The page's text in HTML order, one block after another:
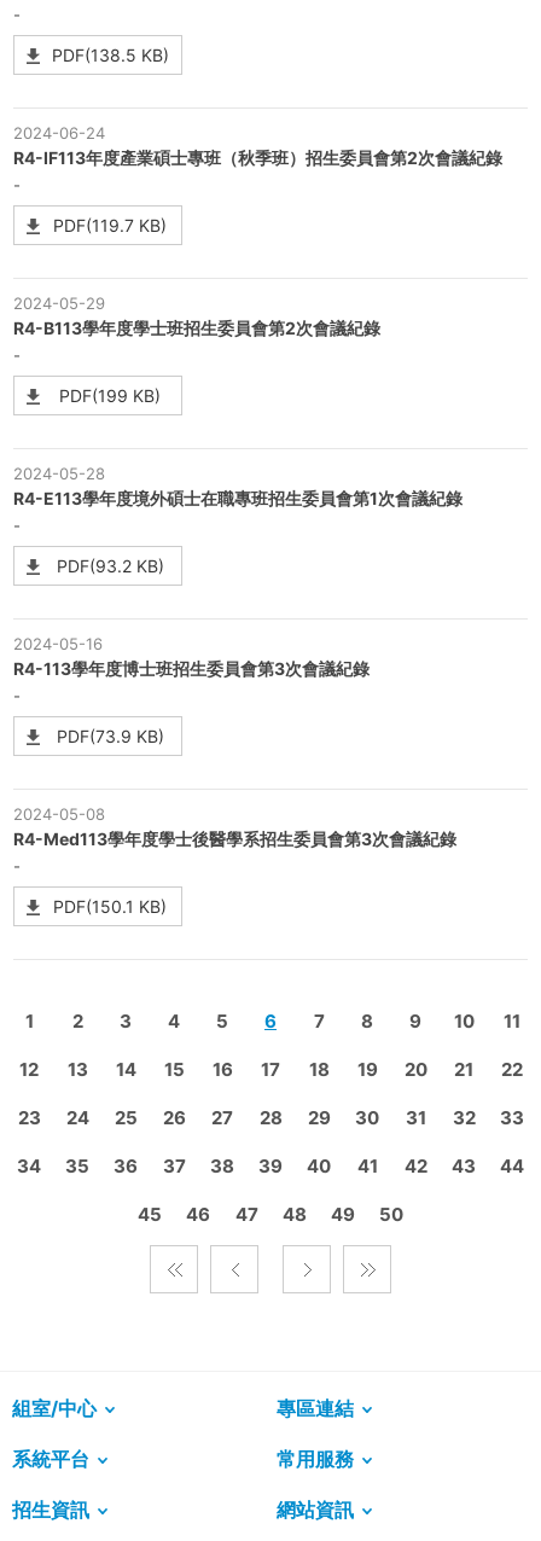
-
PDF(138.5 KB)
2024-06-24
R4-IF113年度產業碩士專班（秋季班）招生委員會第2次會議紀錄
-
PDF(119.7 KB)
2024-05-29
R4-B113學年度學士班招生委員會第2次會議紀錄
-
PDF(199 KB)
2024-05-28
R4-E113學年度境外碩士在職專班招生委員會第1次會議紀錄
-
PDF(93.2 KB)
2024-05-16
R4-113學年度博士班招生委員會第3次會議紀錄
-
PDF(73.9 KB)
2024-05-08
R4-Med113學年度學士後醫學系招生委員會第3次會議紀錄
-
PDF(150.1 KB)
1 2 3 4 5 6 7 8 9 10 11
12 13 14 15 16 17 18 19 20 21 22
23 24 25 26 27 28 29 30 31 32 33
34 35 36 37 38 39 40 41 42 43 44
45 46 47 48 49 50
組室/中心 專區連結
系統平台 常用服務
招生資訊 網站資訊